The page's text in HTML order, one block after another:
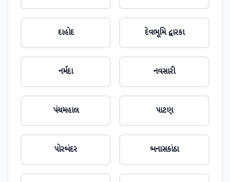
દાહોદ દેવભૂમિ દ્વારકા
નર્મદા નવસારી
પંચમહાલ પાટણ
પોરબંદર બનાસકાંઠા